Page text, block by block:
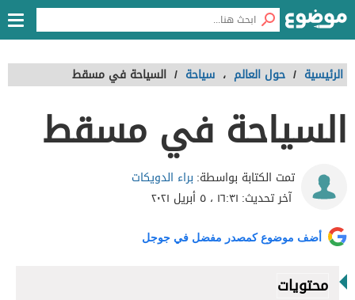
الرئيسية / حول العالم ، سياحة / السياحة في مسقط
السياحة في مسقط
تمت الكتابة بواسطة: براء الدويكات
آخر تحديث: ١٦:٣١ ، ٥ أبريل ٢٠٢١
أضف موضوع كمصدر مفضل في جوجل
محتويات